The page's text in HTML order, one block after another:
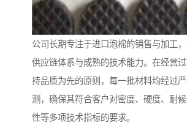
公司长期专注于进口泡棉的销售与加工
供应链体系与成熟的技术能力。在经营
持品质为先的原则，每一批材料均经过
测，确保其符合客户对密度、硬度、耐
性等多项技术指标的要求。